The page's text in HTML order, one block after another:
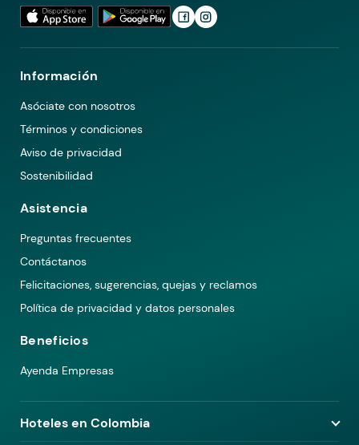
Información
Asóciate con nosotros
Términos y condiciones
Aviso de privacidad
Sostenibilidad
Asistencia
Preguntas frecuentes
Contáctanos
Felicitaciones, sugerencias, quejas y reclamos
Política de privacidad y datos personales
Beneficios
Ayenda Empresas
Hoteles en Colombia